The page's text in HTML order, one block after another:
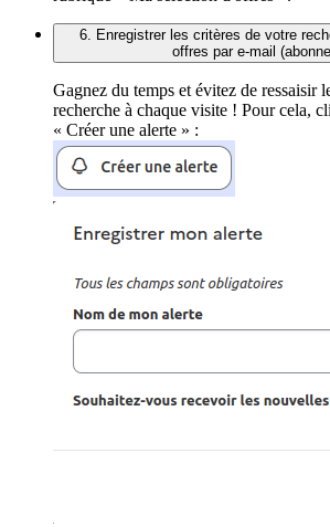
6. Enregistrer les critères de votre
offres par e-mail
Gagnez du temps et évitez de ressaisir
recherche à chaque visite ! Pour cela,
« Créer une alerte » :